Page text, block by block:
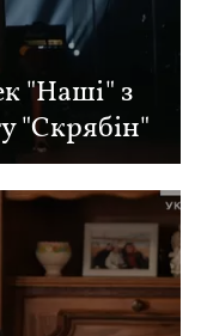
"Наші" з
"Скрябін"